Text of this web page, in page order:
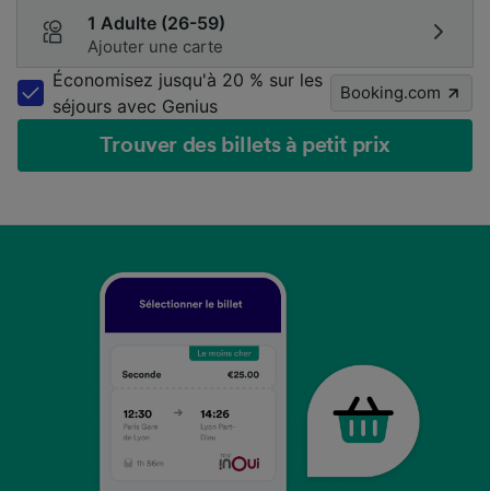
1 Adulte (26-59)
Ajouter une carte
Économisez jusqu'à 20 % sur les
séjours avec Genius
Booking.com
Trouver des billets à petit prix